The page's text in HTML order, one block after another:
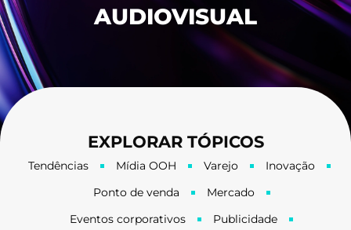
AUDIOVISUAL
EXPLORAR TÓPICOS
Tendências Mídia OOH Varejo
Inovação
Ponto de venda
Mercado
Eventos corporativos
Publicidade